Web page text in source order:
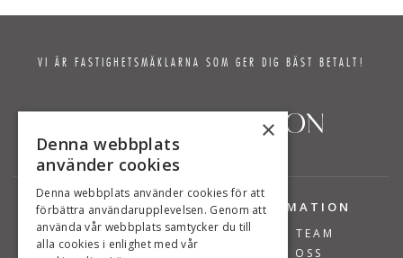
VI ÄR FASTIGHETSMÄKLARNA SOM GER DIG BÄST BETALT!
TJÄNSTER
BOSTÄDER TILL SALU
SÄLJA BOSTAD
INFORMATION
VÅRT TEAM
OM OSS
×
Denna webbplats
använder cookies
Denna webbplats använder cookies för att
förbättra användarupplevelsen. Genom att
använda vår webbplats samtycker du till
alla cookies i enlighet med vår